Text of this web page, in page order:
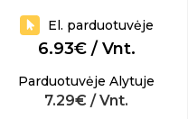
El. parduotuvėje
6.93€ / Vnt.
Parduotuvėje Alytuje
7.29€ / Vnt.